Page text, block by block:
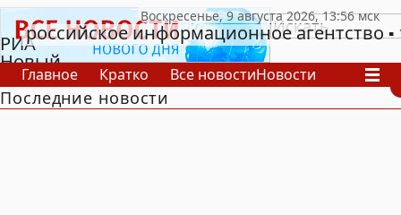
РИА
Новый
День
российское информационное агентство
Главное Кратко Все новостиНовости
В России
В мире
Последние новости